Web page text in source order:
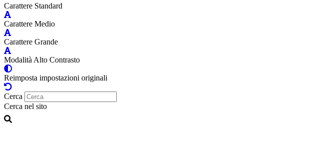
Carattere Standard
Carattere Medio
Carattere Grande
Modalità Alto Contrasto
Reimposta impostazioni originali
Cerca
Cerca nel sito